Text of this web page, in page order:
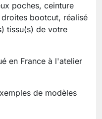
poches, ceinture
bootcut, réalisé
tissu(s) de votre
en France à l'atelier
de modèles